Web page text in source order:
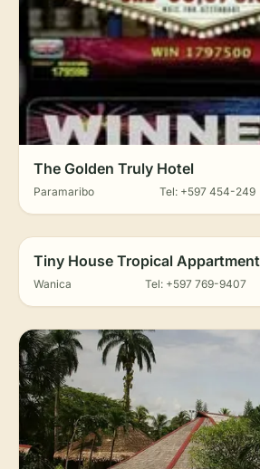
The Golden Truly Hotel
Paramaribo Tel: +597 454-249
Tiny House Tropical Appartment
Wanica Tel: +597 769-9407